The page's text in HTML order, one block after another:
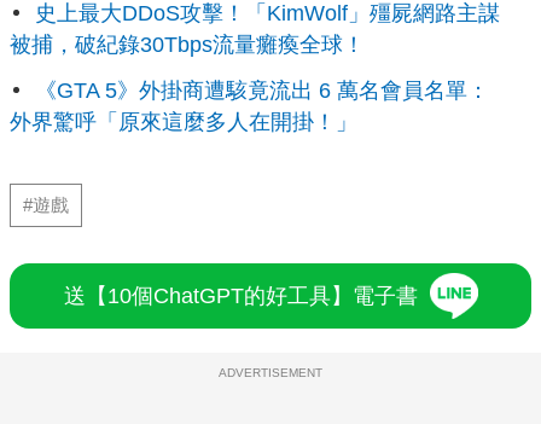
史上最大DDoS攻擊！「KimWolf」殭屍網路主謀
被捕，破紀錄30Tbps流量癱瘓全球！
《GTA 5》外掛商遭駭竟流出 6 萬名會員名單：
外界驚呼「原來這麼多人在開掛！」
#遊戲
送【10個ChatGPT的好工具】電子書
ADVERTISEMENT